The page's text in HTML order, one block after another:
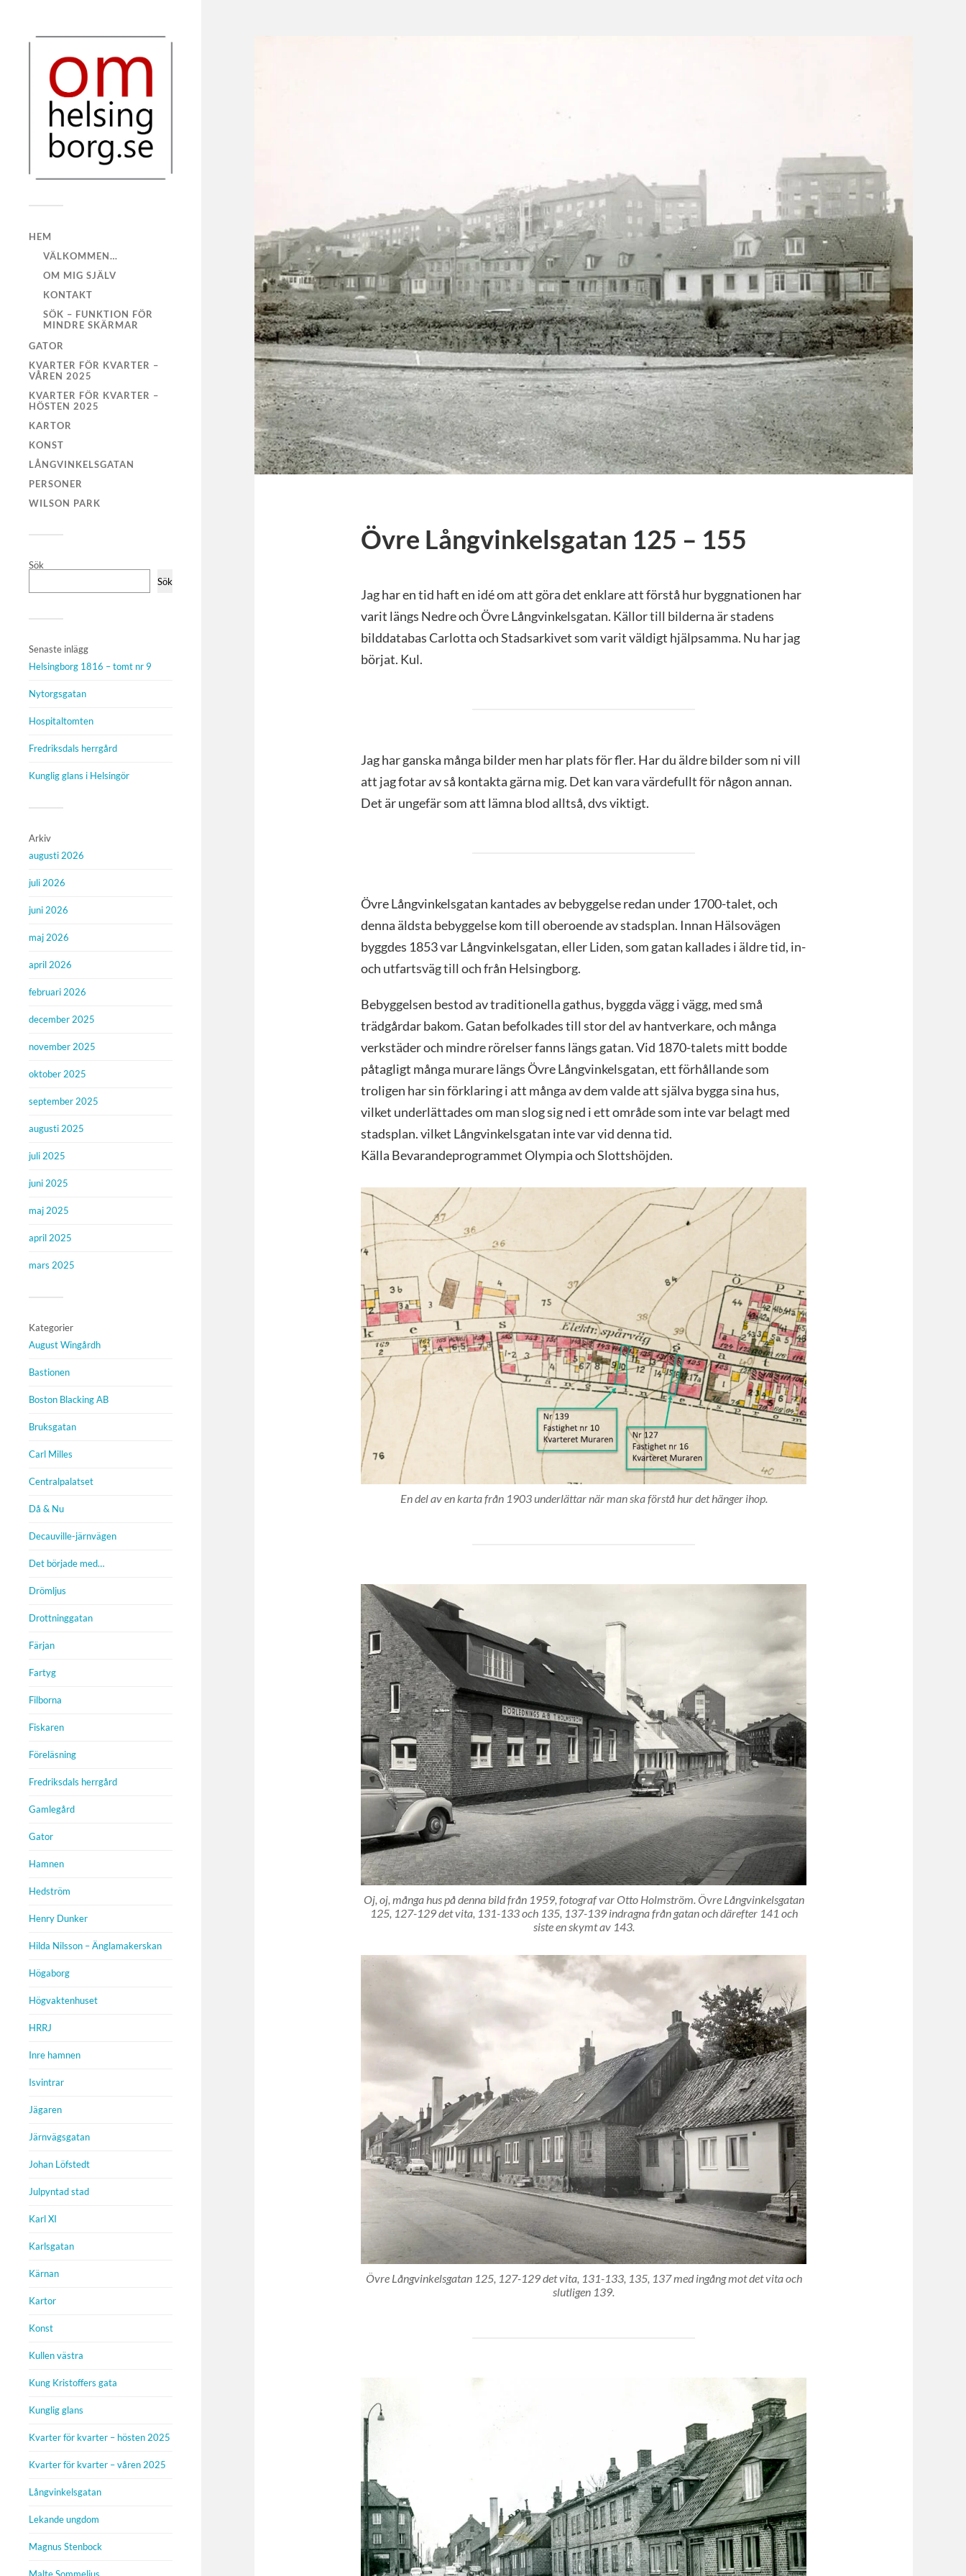
HEM
VÄLKOMMEN…
OM MIG SJÄLV
KONTAKT
SÖK – FUNKTION FÖR
MINDRE SKÄRMAR
GATOR
KVARTER FÖR KVARTER –
VÅREN 2025
KVARTER FÖR KVARTER –
HÖSTEN 2025
KARTOR
KONST
LÅNGVINKELSGATAN
PERSONER
WILSON PARK
Sök
Sök
Senaste inlägg
Helsingborg 1816 – tomt nr 9
Nytorgsgatan
Hospitaltomten
Fredriksdals herrgård
Kunglig glans i Helsingör
Arkiv
augusti 2026
juli 2026
juni 2026
maj 2026
april 2026
februari 2026
december 2025
november 2025
oktober 2025
september 2025
augusti 2025
juli 2025
juni 2025
maj 2025
april 2025
mars 2025
Kategorier
August Wingårdh
Bastionen
Boston Blacking AB
Bruksgatan
Carl Milles
Centralpalatset
Då & Nu
Decauville-järnvägen
Det började med…
Drömljus
Drottninggatan
Färjan
Fartyg
Filborna
Fiskaren
Föreläsning
Fredriksdals herrgård
Gamlegård
Gator
Hamnen
Hedström
Henry Dunker
Hilda Nilsson – Änglamakerskan
Högaborg
Högvaktenhuset
HRRJ
Inre hamnen
Isvintrar
Jägaren
Järnvägsgatan
Johan Löfstedt
Julpyntad stad
Karl XI
Karlsgatan
Kärnan
Kartor
Konst
Kullen västra
Kung Kristoffers gata
Kunglig glans
Kvarter för kvarter – hösten 2025
Kvarter för kvarter – våren 2025
Långvinkelsgatan
Lekande ungdom
Magnus Stenbock
Övre Långvinkelsgatan 125 – 155
Jag har en tid haft en idé om att göra det enklare att förstå hur byggnationen har
varit längs Nedre och Övre Långvinkelsgatan. Källor till bilderna är stadens
bilddatabas Carlotta och Stadsarkivet som varit väldigt hjälpsamma. Nu har jag
börjat. Kul.
Jag har ganska många bilder men har plats för fler. Har du äldre bilder som ni vill
att jag fotar av så kontakta gärna mig. Det kan vara värdefullt för någon annan.
Det är ungefär som att lämna blod alltså, dvs viktigt.
Övre Långvinkelsgatan kantades av bebyggelse redan under 1700-talet, och
denna äldsta bebyggelse kom till oberoende av stadsplan. Innan Hälsovägen
byggdes 1853 var Långvinkelsgatan, eller Liden, som gatan kallades i äldre tid, in-
och utfartsväg till och från Helsingborg.
Bebyggelsen bestod av traditionella gathus, byggda vägg i vägg, med små
trädgårdar bakom. Gatan befolkades till stor del av hantverkare, och många
verkstäder och mindre rörelser fanns längs gatan. Vid 1870-talets mitt bodde
påtagligt många murare längs Övre Långvinkelsgatan, ett förhållande som
troligen har sin förklaring i att många av dem valde att själva bygga sina hus,
vilket underlättades om man slog sig ned i ett område som inte var belagt med
stadsplan. vilket Långvinkelsgatan inte var vid denna tid.
Källa Bevarandeprogrammet Olympia och Slottshöjden.
En del av en karta från 1903 underlättar när man ska förstå hur det hänger ihop.
Oj, oj, många hus på denna bild från 1959, fotograf var Otto Holmström. Övre Långvinkelsgatan
125, 127-129 det vita, 131-133 och 135, 137-139 indragna från gatan och därefter 141 och
siste en skymt av 143.
Övre Långvinkelsgatan 125, 127-129 det vita, 131-133, 135, 137 med ingång mot det vita och
slutligen 139.